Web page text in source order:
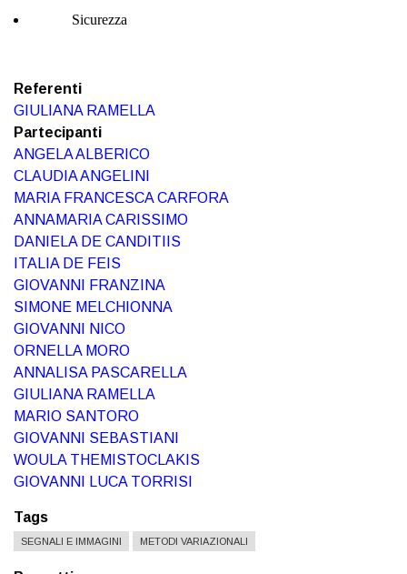
Sicurezza
Referenti
GIULIANA RAMELLA
Partecipanti
ANGELA ALBERICO
CLAUDIA ANGELINI
MARIA FRANCESCA CARFORA
ANNAMARIA CARISSIMO
DANIELA DE CANDITIIS
ITALIA DE FEIS
GIOVANNI FRANZINA
SIMONE MELCHIONNA
GIOVANNI NICO
ORNELLA MORO
ANNALISA PASCARELLA
GIULIANA RAMELLA
MARIO SANTORO
GIOVANNI SEBASTIANI
WOULA THEMISTOCLAKIS
GIOVANNI LUCA TORRISI
Tags
SEGNALI E IMMAGINI METODI VARIAZIONALI